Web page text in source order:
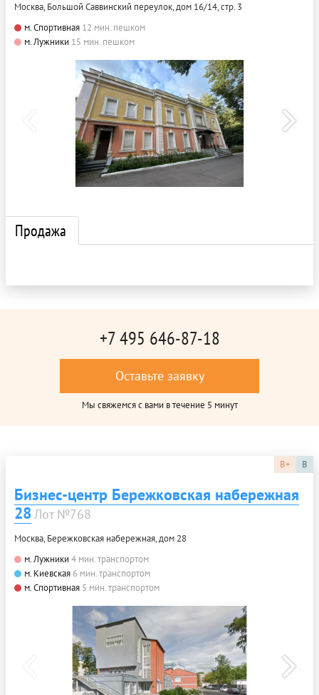
Москва, Большой Саввинский переулок, дом 16/14, стр. 3
м. Спортивная 12 мин. пешком
м. Лужники 15 мин. пешком
Продажа
+7 495 646-87-18
Оставьте заявку
Мы свяжемся с вами в течение 5 минут
B+ B
Бизнес-центр Бережковская набережная
28Лот №768
Москва, Бережковская набережная, дом 28
м. Лужники 4 мин. транспортом
м. Киевская 6 мин. транспортом
м. Спортивная 5 мин. транспортом